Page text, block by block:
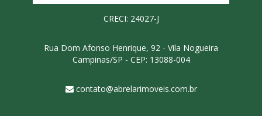
CRECI: 24027-J
Rua Dom Afonso Henrique, 92 - Vila Nogueira
Campinas/SP - CEP: 13088-004
contato@abrelarimoveis.com.br